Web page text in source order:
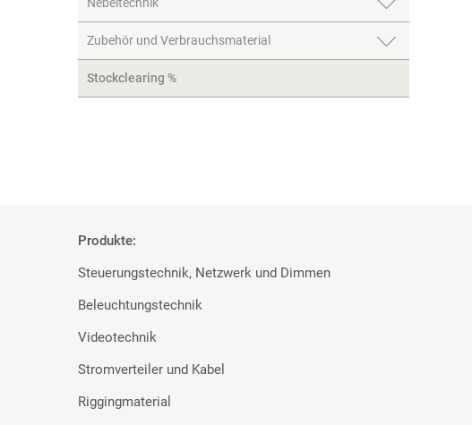
Zubehör und Verbrauchsmaterial
Stockclearing %
Produkte:
Steuerungstechnik, Netzwerk und Dimmen
Beleuchtungstechnik
Videotechnik
Stromverteiler und Kabel
Riggingmaterial